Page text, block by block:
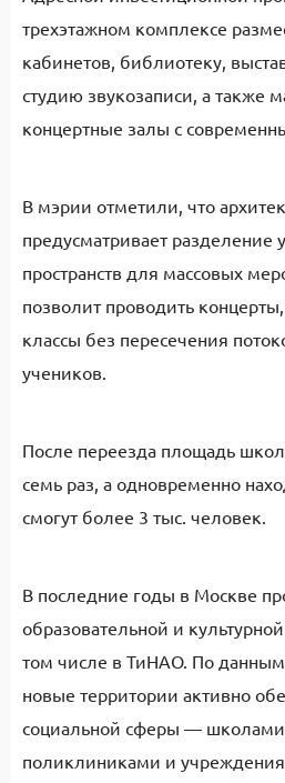
трехэтажном комплексе
кабинетов, библиотеку,
студию звукозаписи, а также
концертные залы с
В мэрии отметили, что
предусматривает
пространств для массовых
позволит проводить
классы без пересечения
учеников.
После переезда площадь
семь раз, а одновременно
смогут более 3 тыс. человек.
В последние годы в Москве
образовательной и
том числе в ТиНАО. По данным
новые территории активно
социальной сферы —
поликлиниками и